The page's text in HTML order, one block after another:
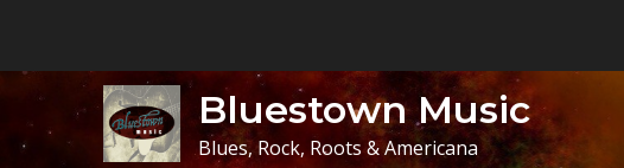
content
Bluestown Music
Blues, Rock, Roots & Americana